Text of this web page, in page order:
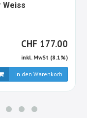
Weiss
CHF CHF
177.00
inkl. MwSt (8.1%)
In den Warenkorb